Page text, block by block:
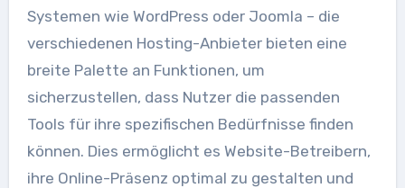
Systemen wie WordPress oder Joomla – die
verschiedenen Hosting-Anbieter bieten eine
breite Palette an Funktionen, um
sicherzustellen, dass Nutzer die passenden
Tools für ihre spezifischen Bedürfnisse finden
können. Dies ermöglicht es Website-Betreibern,
ihre Online-Präsenz optimal zu gestalten und